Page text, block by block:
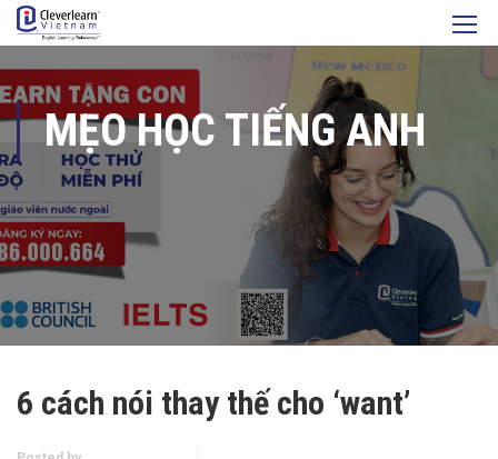
MẸO HỌC TIẾNG ANH
6 cách nói thay thế cho ‘want’